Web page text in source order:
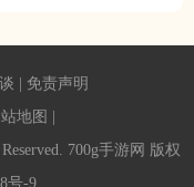
免责声明
地图
700g手游网 版权
号-9